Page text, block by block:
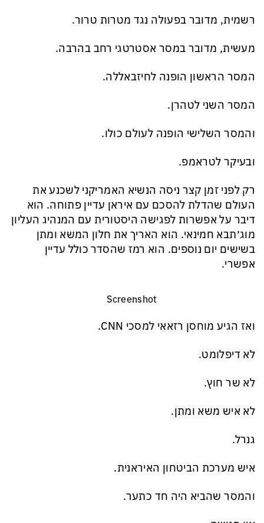
רשמית, מדובר בפעולה נגד מטרות טרור.
מעשית, מדובר במסר אסטרטגי רחב בהרבה.
המסר הראשון הופנה לחיזבאללה.
המסר השני לטהרן.
והמסר השלישי הופנה לעולם כולו.
ובעיקר לטראמפ.
רק לפני זמן קצר ניסה הנשיא האמריקני לשכנע את
העולם שהדלת להסכם עם איראן עדיין פתוחה. הוא
דיבר על אפשרות לפגישה היסטורית עם המנהיג העליון
מוג׳תבא חמינאי. הוא האריך את חלון המשא ומתן
בשישים יום נוספים. הוא רמז שהסדר כולל עדיין
אפשרי.
Screenshot
ואז הגיע מוחסן רזאאי למסכי CNN.
לא דיפלומט.
לא שר חוץ.
לא איש משא ומתן.
גנרל.
איש מערכת הביטחון האיראנית.
והמסר שהביא היה חד כתער.